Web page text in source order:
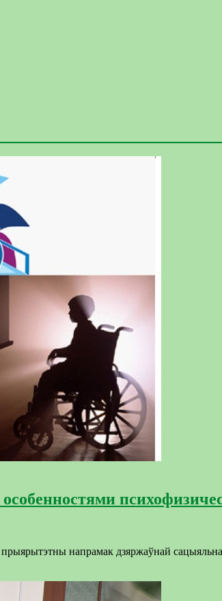
– прыярытэтны напрамак дзяржаўнай